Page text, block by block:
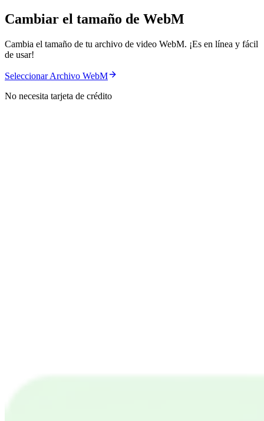
Cambiar el tamaño de WebM
Cambia el tamaño de tu archivo de video WebM. ¡Es en línea y fácil
de usar!
Seleccionar Archivo WebM
No necesita tarjeta de crédito